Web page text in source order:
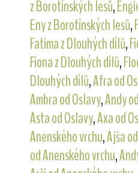
z Borotínských lesů,
Eny z Borotínských lesů,
Fatima z Dlouhých dílů,
Fiona z Dlouhých dílů,
Dlouhých dílů,Afra od
Ambra od Oslavy,Andy
Asta od Oslavy,Axa od
Anenského vrchu,Ajša
od Anenského vrchu,